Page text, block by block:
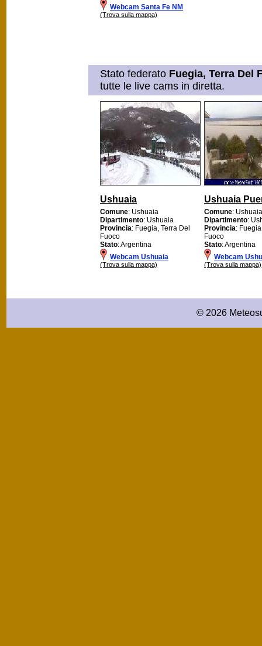
Webcam Santa Fe NM
(Trova sulla mappa)
Stato federato Fuegia, Terra Del
tutte le live cams in diretta.
Ushuaia
Comune: Ushuaia
Dipartimento: Ushuaia
Provincia: Fuegia, Terra Del
Fuoco
Stato: Argentina
Webcam Ushuaia
(Trova sulla mappa)
Ushuaia
Comune: Ushuaia
Dipartimento:
Provincia:
Fuoco
Stato: Argentina
Webcam
(Trova sulla mappa)
© 2026